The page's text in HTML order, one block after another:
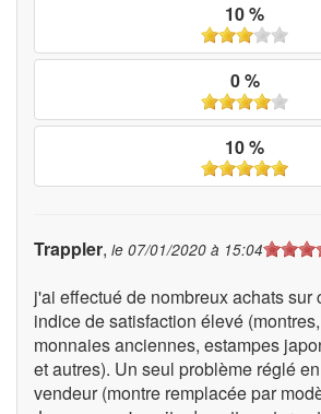
10 %
0 %
10 %
Trappler, le 07/01/2020 à 15:04
j'ai effectué de nombreux achats sur
indice de satisfaction élevé
monnaies anciennes, estampes
et autres). Un seul problème réglé
vendeur (montre remplacée par